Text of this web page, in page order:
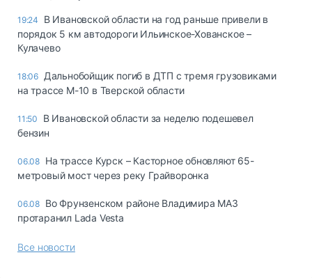
19:24
В Ивановской области на год раньше привели в
порядок 5 км автодороги Ильинское-Хованское –
Кулачево
18:06 Дальнобойщик погиб в ДТП с тремя грузовиками
на трассе М-10 в Тверской области
11:50
В Ивановской области за неделю подешевел
бензин
06.08 На трассе Курск – Касторное обновляют 65-
метровый мост через реку Грайворонка
06.08 Во Фрунзенском районе Владимира МАЗ
протаранил Lada Vesta
Все новости